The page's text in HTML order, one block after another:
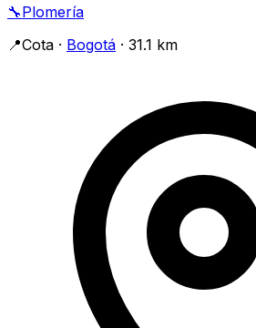
🔧Plomería
📍Cota · Bogotá · 31.1 km